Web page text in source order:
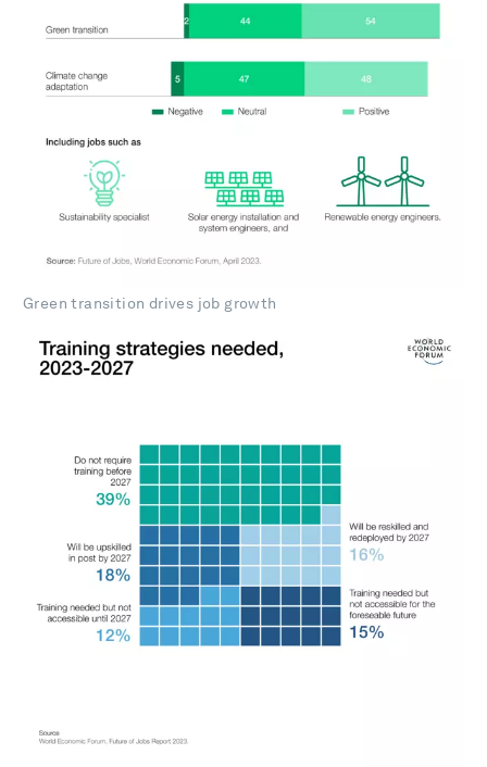
Green transition drives job growth